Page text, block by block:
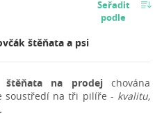
Seřadit
podle
štěňata a psi
štěňata na prodejchována
soustředí na tři pilíře - kvalitu,